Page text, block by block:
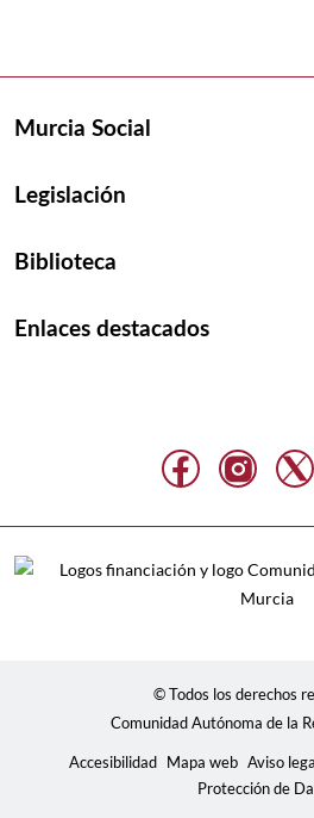
Murcia Social
Legislación
Biblioteca
Enlaces destacados
© Todos los derechos
Comunidad Autónoma de la
Accesibilidad Mapa web Aviso
Protección de